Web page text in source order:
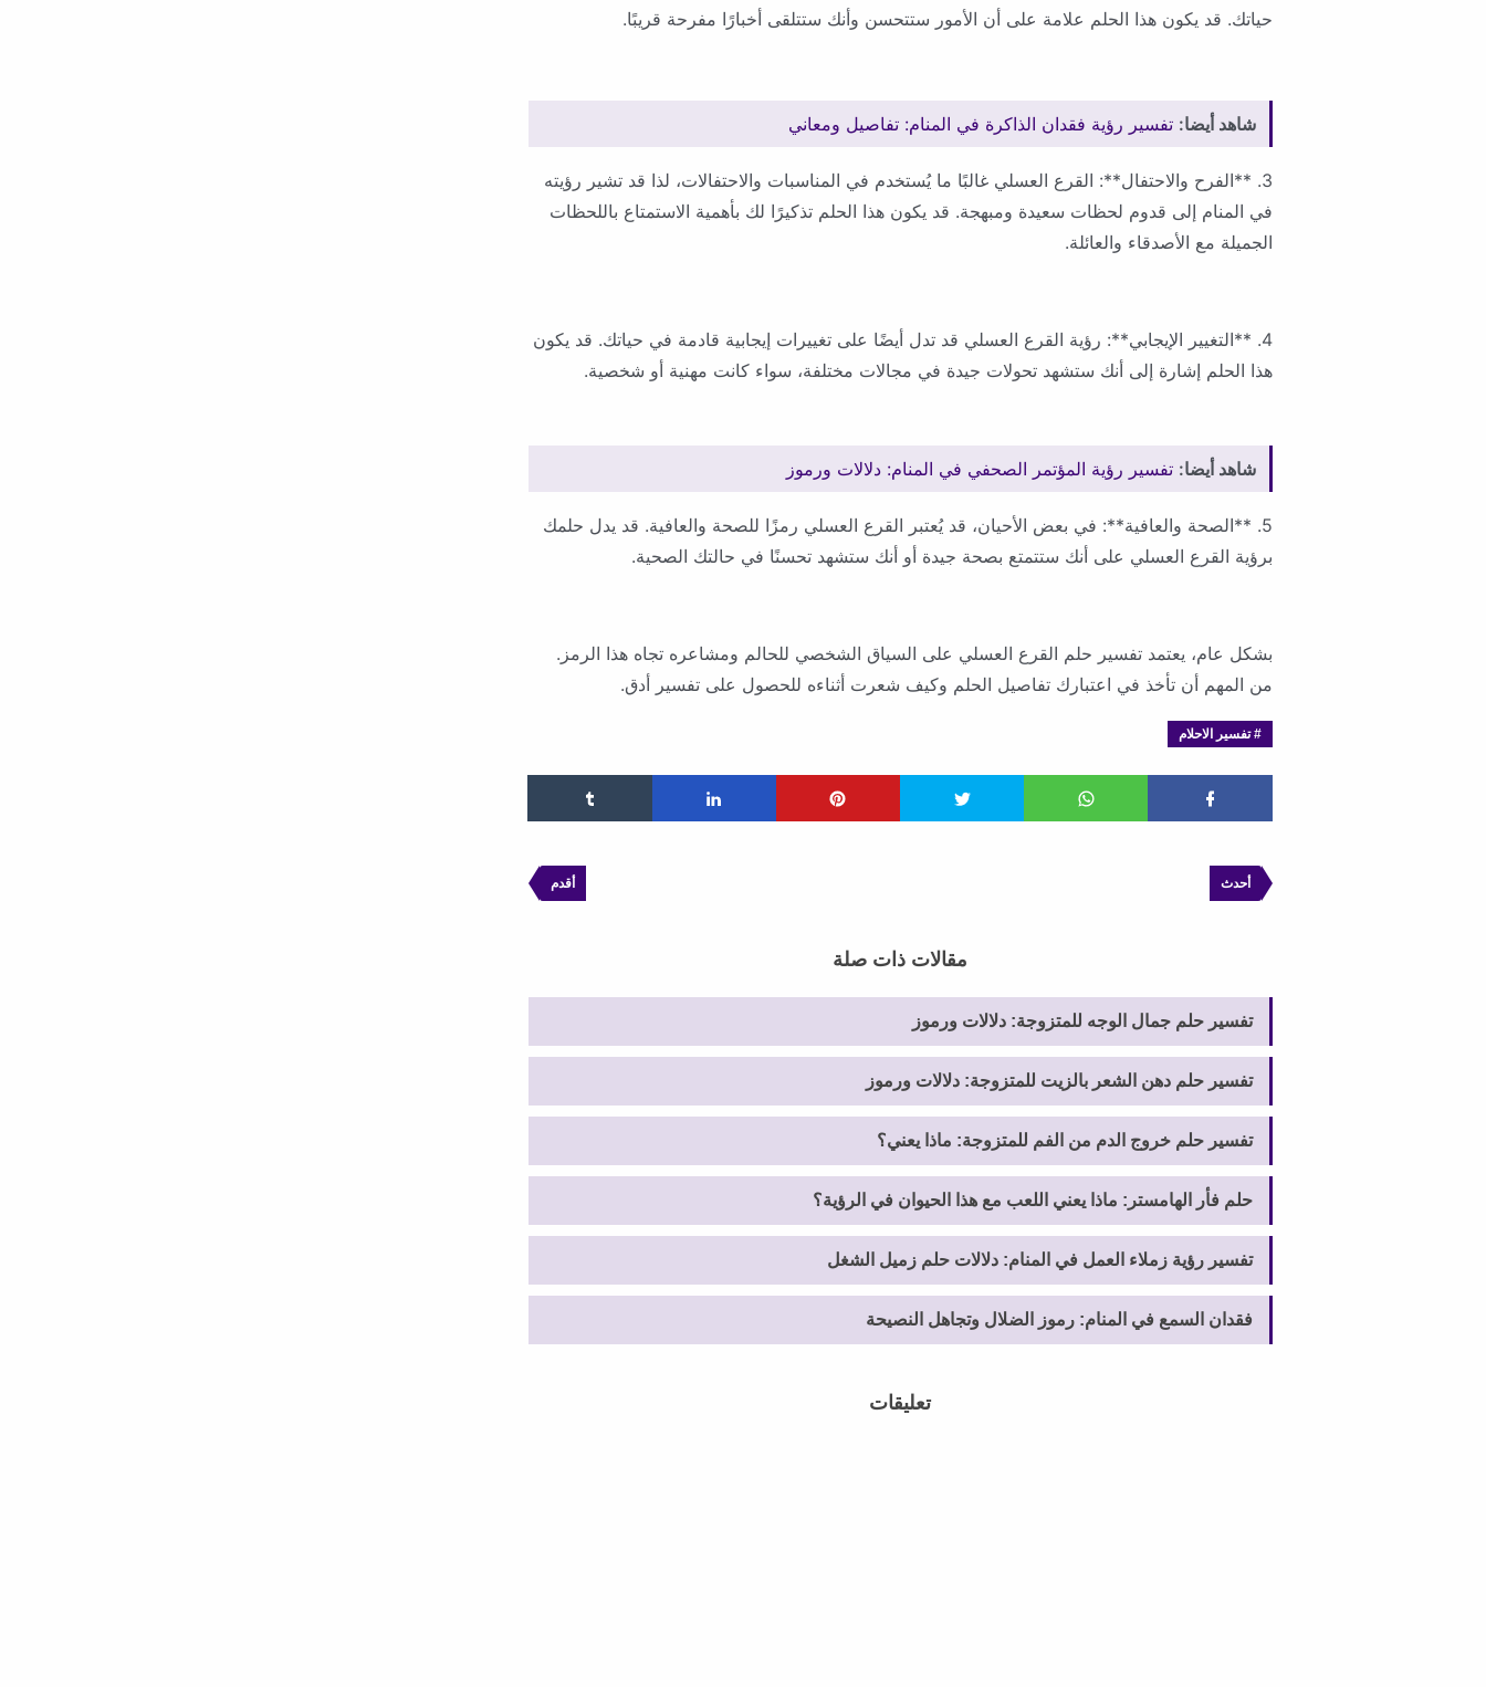
حياتك. قد يكون هذا الحلم علامة على أن الأمور ستتحسن وأنك ستتلقى أخبارًا مفرحة قريبًا.
شاهد أيضا: تفسير رؤية فقدان الذاكرة في المنام: تفاصيل ومعاني
3. **الفرح والاحتفال**: القرع العسلي غالبًا ما يُستخدم في المناسبات والاحتفالات، لذا قد تشير رؤيته
في المنام إلى قدوم لحظات سعيدة ومبهجة. قد يكون هذا الحلم تذكيرًا لك بأهمية الاستمتاع باللحظات
الجميلة مع الأصدقاء والعائلة.
4. **التغيير الإيجابي**: رؤية القرع العسلي قد تدل أيضًا على تغييرات إيجابية قادمة في حياتك. قد يكون
هذا الحلم إشارة إلى أنك ستشهد تحولات جيدة في مجالات مختلفة، سواء كانت مهنية أو شخصية.
شاهد أيضا: تفسير رؤية المؤتمر الصحفي في المنام: دلالات ورموز
5. **الصحة والعافية**: في بعض الأحيان، قد يُعتبر القرع العسلي رمزًا للصحة والعافية. قد يدل حلمك
برؤية القرع العسلي على أنك ستتمتع بصحة جيدة أو أنك ستشهد تحسنًا في حالتك الصحية.
بشكل عام، يعتمد تفسير حلم القرع العسلي على السياق الشخصي للحالم ومشاعره تجاه هذا الرمز.
من المهم أن تأخذ في اعتبارك تفاصيل الحلم وكيف شعرت أثناءه للحصول على تفسير أدق.
تفسير الاحلام
أحدث أقدم
مقالات ذات صلة
تفسير حلم جمال الوجه للمتزوجة: دلالات ورموز
تفسير حلم دهن الشعر بالزيت للمتزوجة: دلالات ورموز
تفسير حلم خروج الدم من الفم للمتزوجة: ماذا يعني؟
حلم فأر الهامستر: ماذا يعني اللعب مع هذا الحيوان في الرؤية؟
تفسير رؤية زملاء العمل في المنام: دلالات حلم زميل الشغل
فقدان السمع في المنام: رموز الضلال وتجاهل النصيحة
تعليقات